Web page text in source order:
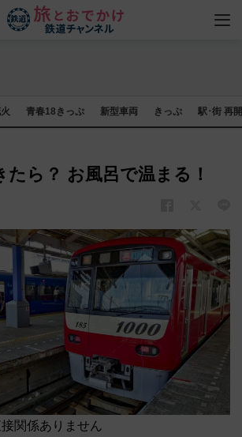
青春18きっぷ 新型車両 きっぷ 駅･街 再
ら？ お風呂で温まる！
関係ありません